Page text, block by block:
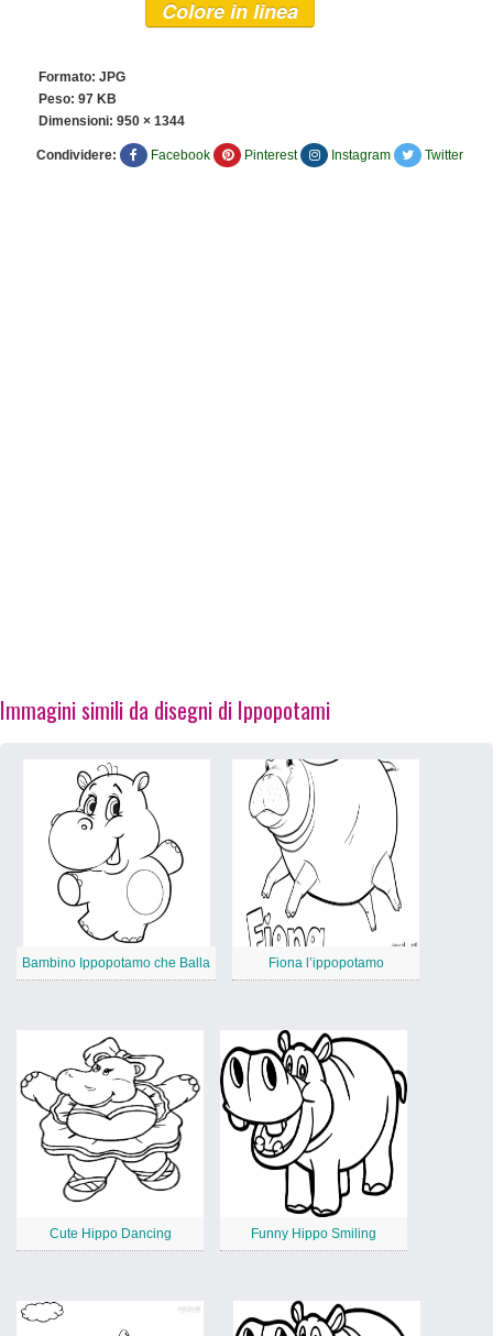
Colore in linea
Formato: JPG
Peso: 97 KB
Dimensioni: 950 × 1344
Condividere: Facebook Pinterest Instagram Twitter
Immagini simili da disegni di Ippopotami
Bambino Ippopotamo che Balla Fiona l’ippopotamo
Cute Hippo Dancing Funny Hippo Smiling